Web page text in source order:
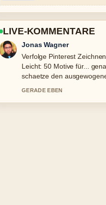
LIVE-KOMMENTARE
Lena Schmidt
Hilfreicher Kontext zu
Deutschland finden, kaufen
haltet diesen Liveticker
3 MIN ZUVOR